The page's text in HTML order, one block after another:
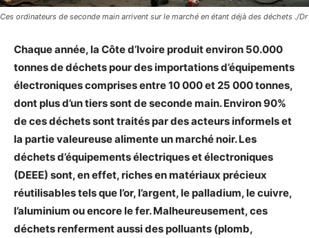
Ces ordinateurs de seconde main arrivent sur le marché en étant déjà des déchets ./Dr
Chaque année, la Côte d’Ivoire produit environ 50.000
tonnes de déchets pour des importations d’équipements
électroniques comprises entre 10 000 et 25 000 tonnes,
dont plus d’un tiers sont de seconde main. Environ 90%
de ces déchets sont traités par des acteurs informels et
la partie valeureuse alimente un marché noir. Les
déchets d’équipements électriques et électroniques
(DEEE) sont, en effet, riches en matériaux précieux
réutilisables tels que l’or, l’argent, le palladium, le cuivre,
l’aluminium ou encore le fer. Malheureusement, ces
déchets renferment aussi des polluants (plomb,